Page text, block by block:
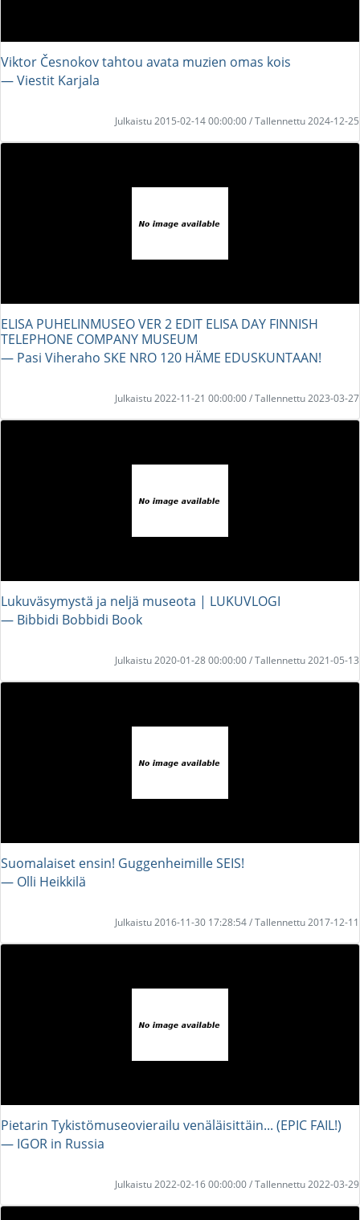
Viktor Česnokov tahtou avata muzien omas kois
― Viestit Karjala
Julkaistu 2015-02-14 00:00:00 / Tallennettu 2024-12-25
ELISA PUHELINMUSEO VER 2 EDIT ELISA DAY FINNISH
TELEPHONE COMPANY MUSEUM
― Pasi Viheraho SKE NRO 120 HÄME EDUSKUNTAAN!
Julkaistu 2022-11-21 00:00:00 / Tallennettu 2023-03-27
Lukuväsymystä ja neljä museota | LUKUVLOGI
― Bibbidi Bobbidi Book
Julkaistu 2020-01-28 00:00:00 / Tallennettu 2021-05-13
Suomalaiset ensin! Guggenheimille SEIS!
― Olli Heikkilä
Julkaistu 2016-11-30 17:28:54 / Tallennettu 2017-12-11
Pietarin Tykistömuseovierailu venäläisittäin... (EPIC FAIL!)
― IGOR in Russia
Julkaistu 2022-02-16 00:00:00 / Tallennettu 2022-03-29